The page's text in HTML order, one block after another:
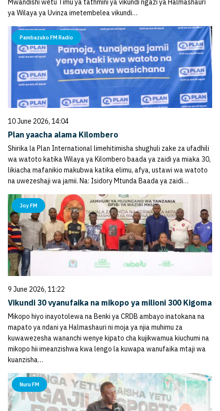
ya Wilaya ya Uvinza imetembelea vikundi…
Pambazuko FM Radio
10 June 2026, 14:04
Plan yaacha alama Kilombero
Shirika la Plan International limehitimisha shughuli zake za ufadhili
wa watoto katika Wilaya ya Kilombero baada ya zaidi ya miaka 30,
likiacha mafanikio makubwa katika elimu, afya, ustawi wa watoto
na uwezeshaji wa jamii. Na: Isidory Mtunda Baada ya zaidi…
Joy FM
9 June 2026, 11:22
Vikundi 30 vyanufaika na mikopo ya milioni 300 Kigoma
Mikopo hiyo inayotolewa na Benki ya CRDB ambayo inatokana na
mapato ya ndani ya Halmashauri ni moja ya njia muhimu za
kuwawezesha wananchi wenye kipato cha kujikwamua kiuchumi na
mikopo hii imeanzishwa kwa lengo la kuwapa wanufaika mtaji wa
kuanzisha…
Nuru FM